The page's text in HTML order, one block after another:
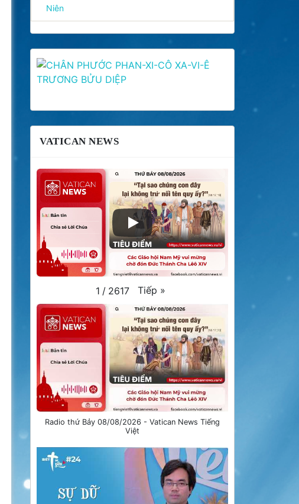
Niên
VATICAN NEWS
1 / 2617 Tiếp »
Radio thứ Bảy 08/08/2026 - Vatican News Tiếng
Việt